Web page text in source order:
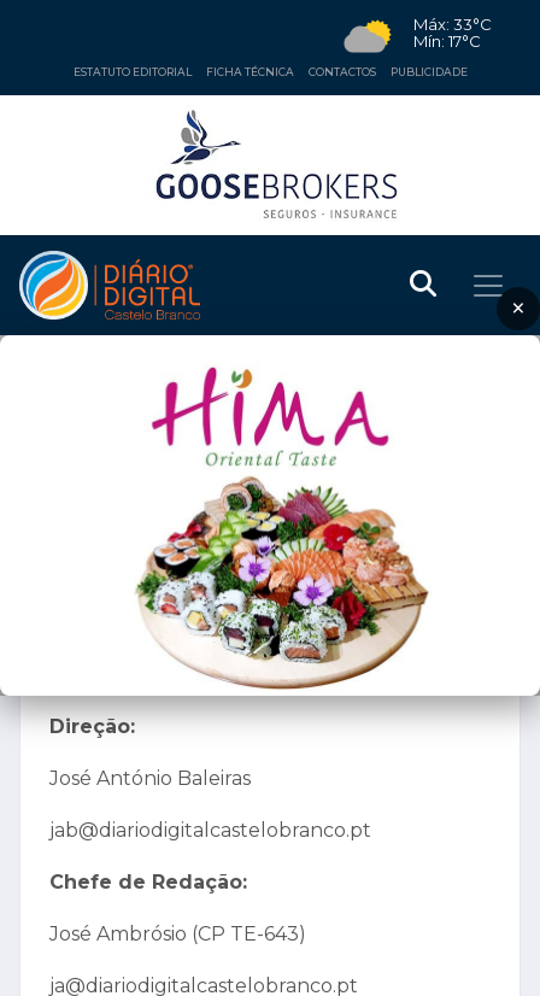
Máx: 33°C
Mín: 17°C
ESTATUTO EDITORIAL FICHA TÉCNICA CONTACTOS PUBLICIDADE
×
Ficha Técnica
Diario Digital Castelo Branco - Marca
Nacional nº 451196
Registo da Entidade Reguladora para a
Comunicação Social (ERC) nº127151
Periodicidade Diária
Direção:
José António Baleiras
jab@diariodigitalcastelobranco.pt
Chefe de Redação:
José Ambrósio (CP TE-643)
ja@diariodigitalcastelobranco.pt